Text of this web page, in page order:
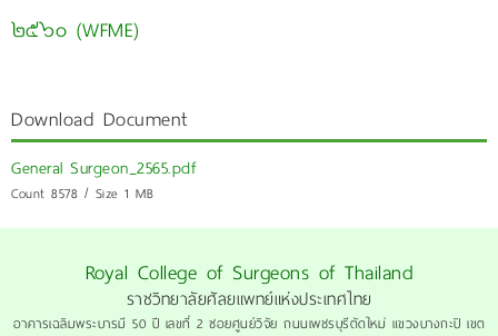
๒๕๖๐ (WFME)
Download Document
General Surgeon_2565.pdf
Count 8578 / Size 1 MB
Royal College of Surgeons of Thailand
ราชวิทยาลัยศัลยแพทย์แห่งประเทศไทย
อาคารเฉลิมพระบารมี 50 ปี เลขที่ 2 ซอยศูนย์วิจัย ถนนเพชรบุรีตัดใหม่ แขวงบางกะปิ เขต